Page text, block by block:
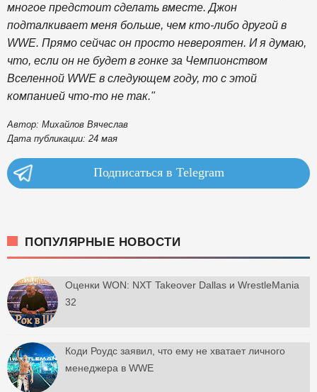
многое предстоит сделать вместе. Джон
подталкивает меня больше, чем кто-либо другой в
WWE. Прямо сейчас он просто невероятен. И я думаю,
что, если он не будет в гонке за Чемпионством
Вселенной WWE в следующем году, то с этой
компанией что-то не так."
Автор: Михайлов Вячеслав
Дата публикации: 24 мая
Подписаться в Telegram
ПОПУЛЯРНЫЕ НОВОСТИ
Оценки WON: NXT Takeover Dallas и WrestleMania
32
Коди Роудс заявил, что ему не хватает личного
менеджера в WWE